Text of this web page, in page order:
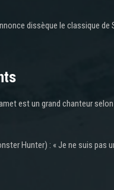
dissèque le classique de
est un grand chanteur selon
Hunter) : « Je ne suis pas